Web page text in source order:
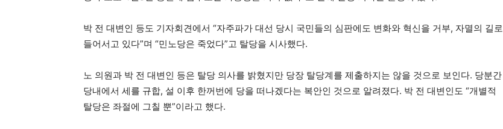
박 전 대변인 등도 기자회견에서 “자주파가 대선 당시 국민들의 심판에도 변화와 혁신을 거부, 자멸의 길로
들어서고 있다”며 “민노당은 죽었다”고 탈당을 시사했다.
노 의원과 박 전 대변인 등은 탈당 의사를 밝혔지만 당장 탈당계를 제출하지는 않을 것으로 보인다. 당분간
당내에서 세를 규합, 설 이후 한꺼번에 당을 떠나겠다는 복안인 것으로 알려졌다. 박 전 대변인도 “개별적
탈당은 좌절에 그칠 뿐”이라고 했다.